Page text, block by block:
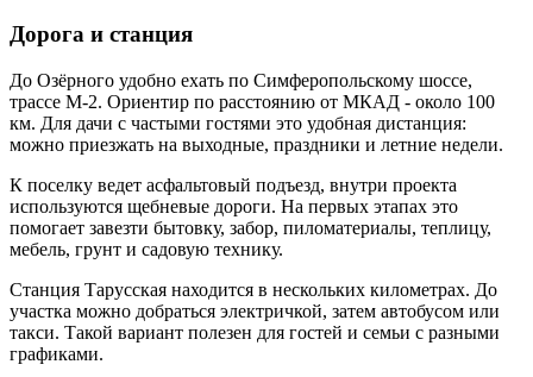
Дорога и станция
До Озёрного удобно ехать по Симферопольскому шоссе,
трассе М-2. Ориентир по расстоянию от МКАД - около 100
км. Для дачи с частыми гостями это удобная дистанция:
можно приезжать на выходные, праздники и летние недели.
К поселку ведет асфальтовый подъезд, внутри проекта
используются щебневые дороги. На первых этапах это
помогает завезти бытовку, забор, пиломатериалы, теплицу,
мебель, грунт и садовую технику.
Станция Тарусская находится в нескольких километрах. До
участка можно добраться электричкой, затем автобусом или
такси. Такой вариант полезен для гостей и семьи с разными
графиками.